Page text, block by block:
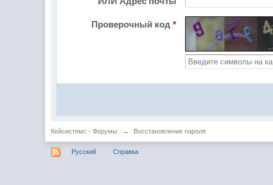
Проверочный код*
Кейсистемс - Форумы → Восстановление пароля
Русский Справка